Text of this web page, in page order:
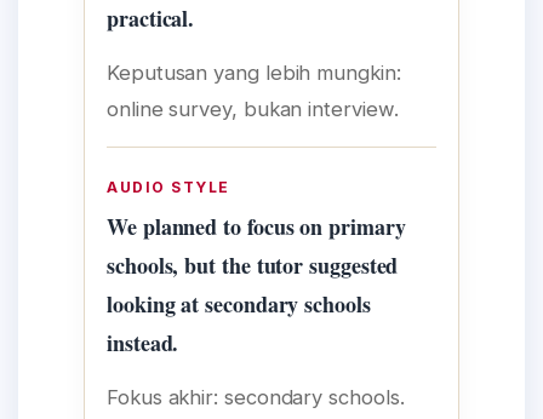
practical.
Keputusan yang lebih mungkin:
online survey, bukan interview.
AUDIO STYLE
We planned to focus on primary
schools, but the tutor suggested
looking at secondary schools
instead.
Fokus akhir: secondary schools.